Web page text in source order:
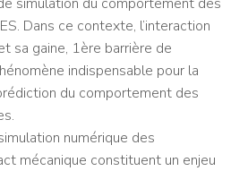
Dans ce contexte, l’interaction
sa gaine, 1ère barrière de
indispensable pour la
du comportement des
numérique des
mécanique constituent un enjeu